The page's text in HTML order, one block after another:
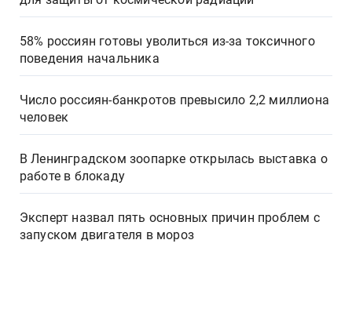
58% россиян готовы уволиться из-за токсичного
поведения начальника
Число россиян-банкротов превысило 2,2 миллиона
человек
В Ленинградском зоопарке открылась выставка о
работе в блокаду
Эксперт назвал пять основных причин проблем с
запуском двигателя в мороз